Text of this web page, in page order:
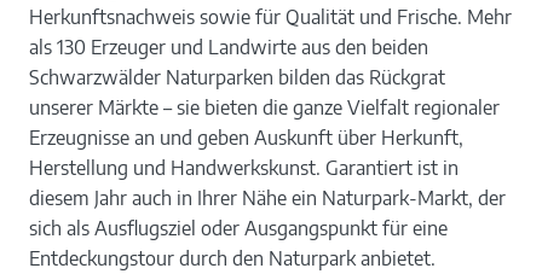
Herkunftsnachweis sowie für Qualität und Frische. Mehr
als 130 Erzeuger und Landwirte aus den beiden
Schwarzwälder Naturparken bilden das Rückgrat
unserer Märkte – sie bieten die ganze Vielfalt regionaler
Erzeugnisse an und geben Auskunft über Herkunft,
Herstellung und Handwerkskunst. Garantiert ist in
diesem Jahr auch in Ihrer Nähe ein Naturpark-Markt, der
sich als Ausflugsziel oder Ausgangspunkt für eine
Entdeckungstour durch den Naturpark anbietet.